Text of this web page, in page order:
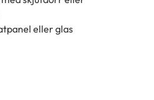
eller glas